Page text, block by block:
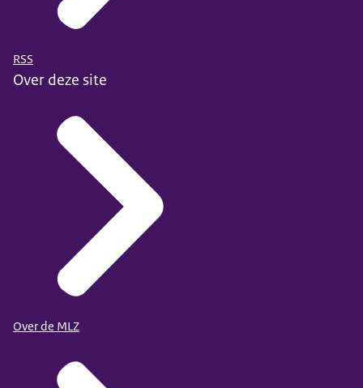
RSS
Over deze site
Over de MLZ